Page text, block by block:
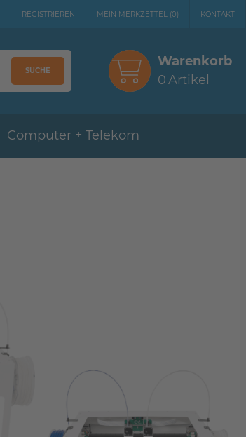
REGISTRIEREN MEIN MERKZETTEL (0) KONTAKT
SUCHE
Warenkorb
0Artikel
Computer + Telekom